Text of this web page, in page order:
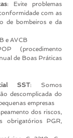
: Evite problemas
com as
de bombeiros e da
e AVCB
(procedimento
de Boas Práticas
SST: Somos
descomplicada do
empresas
dos riscos,
obrigatórios PGR,